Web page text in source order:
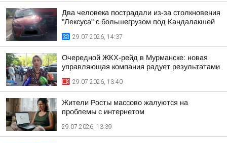
Два человека пострадали из-за столкновения
"Лексуса" с большегрузом под Кандалакшей
29.07.2026, 14:37
Очередной ЖКХ-рейд в Мурманске: новая
управляющая компания радует результатами
29.07.2026, 13:40
Жители Росты массово жалуются на
проблемы с интернетом
29.07.2026, 13:39